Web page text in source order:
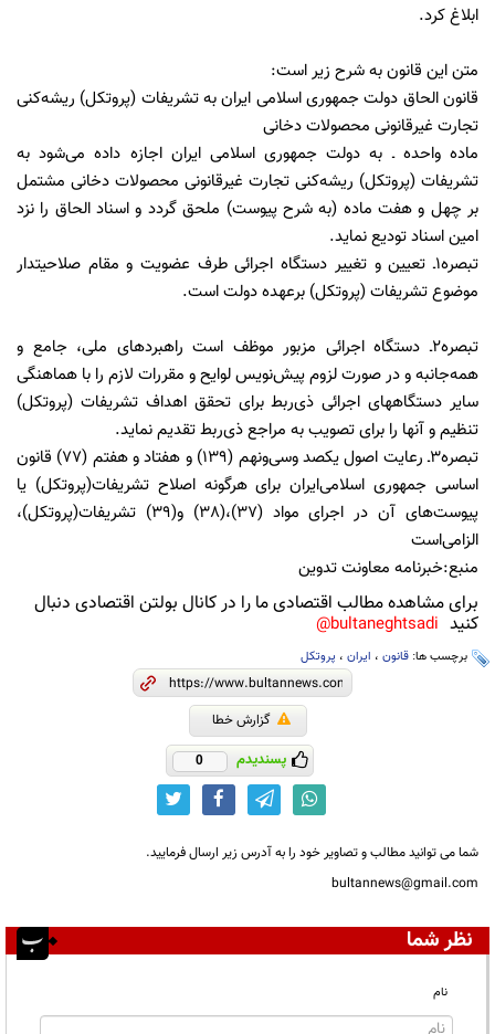
ابلاغ کرد.
متن این قانون به شرح زیر است:
قانون الحاق دولت جمهوری اسلامی ایران به تشریفات (پروتکل) ریشه‌کنی
تجارت غیرقانونی محصولات دخانی
ماده واحده ـ به دولت جمهوری اسلامی ایران اجازه داده می‌شود به
تشریفات (پروتکل) ریشه‌کنی تجارت غیرقانونی محصولات دخانی مشتمل
بر چهل‌ و هفت ماده (به شرح پیوست) ملحق گردد و اسناد الحاق را نزد
امین اسناد تودیع نماید.
تبصره1ـ تعیین و تغییر دستگاه اجرائی طرف عضویت و مقام صلاحیتدار
موضوع تشریفات (پروتکل) برعهده دولت است.
تبصره2ـ دستگاه اجرائی مزبور موظف است راهبردهای ملی، جامع و
همه‌جانبه و در صورت لزوم پیش‌نویس لوایح و مقررات لازم را با هماهنگی
سایر دستگاههای اجرائی ذی‌ربط برای تحقق اهداف تشریفات (پروتکل)
تنظیم و آنها را برای تصویب به مراجع ذی‌ربط تقدیم نماید.
تبصره3ـ رعایت اصول یکصد وسی‌ونهم (139) و هفتاد و هفتم (77) قانون
اساسی جمهوری‌ اسلامی‌ایران برای هرگونه اصلاح تشریفات(پروتکل) یا
پیوست‌های آن در اجرای‌ مواد (37)،(38) و(39) تشریفات(پروتکل)،
الزامی‌است
منبع:خبرنامه معاونت تدوین
برای مشاهده مطالب اقتصادی ما را در کانال بولتن اقتصادی دنبال
کنید bultaneghtsadi@
برچسب ها: قانون ، ایران ، پروتکل
گزارش خطا
پسندیدم 0
شما می توانید مطالب و تصاویر خود را به آدرس زیر ارسال فرمایید.
bultannews@gmail.com
نظر شما
نام